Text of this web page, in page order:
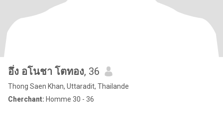
อึ่ง อโนชา โตทอง, 36
Thong Saen Khan, Uttaradit, Thailande
Cherchant: Homme 30 - 36